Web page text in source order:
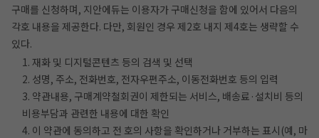
구매를 신청하며, 지안에듀는 이용자가 구매신청을 함에 있어서 다음의
각호 내용을 제공한다. 다만, 회원인 경우 제2호 내지 제4호는 생략할 수
있다.
1. 재화 및 디지털콘텐츠 등의 검색 및 선택
2. 성명, 주소, 전화번호, 전자우편주소, 이동전화번호 등의 입력
3. 약관내용, 구매계약철회권이 제한되는 서비스, 배송료·설치비 등의
비용부담과 관련한 내용에 대한 확인
4. 이 약관에 동의하고 전 호의 사항을 확인하거나 거부하는 표시(예, 마